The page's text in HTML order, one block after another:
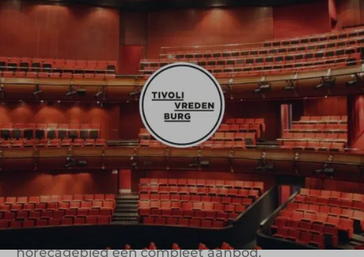
TivoliVredenburg is wereldwijd uniek: een locatie
waar zoveel verschillende muziekgenres en
publieksgroepen samenkomen onder één dak
bestaat nergens anders. Het gebouw in Utrecht
huisvest meerdere zalen, elk ontworpen door een
andere architect en met een geheel eigen sfeer.
Hier vindt men alles van jazz tot dance, van
poëzie tot pop, van debat tot klassiek. Bezoekers
kunnen er komen voor hun favoriete artiest, om
te dansen, borrelen, eten, optreden, luisteren of
meezingen. Met café Het Gegeven Paard en
restaurant Danel biedt TivoliVredenburg ook op
horecagebied een compleet aanbod.